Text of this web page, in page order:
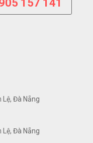
157 141
Lệ, Đà Nẵng
Đà Nẵng